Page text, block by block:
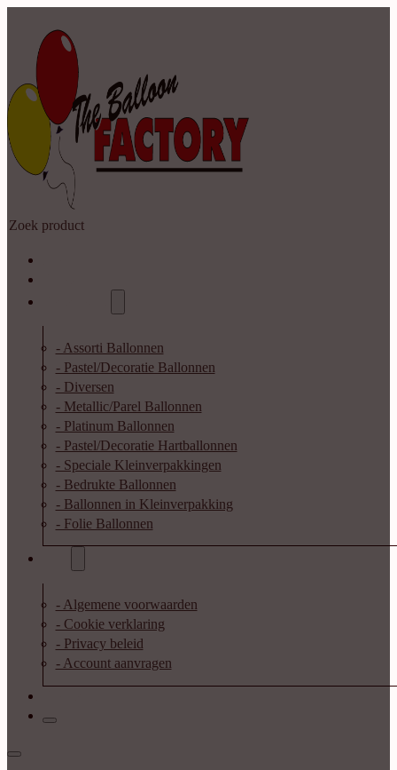
Zoeken
- Assorti Ballonnen
- Pastel/Decoratie Ballonnen
- Diversen
- Metallic/Parel Ballonnen
- Platinum Ballonnen
- Pastel/Decoratie Hartballonnen
- Speciale Kleinverpakkingen
- Bedrukte Ballonnen
- Ballonnen in Kleinverpakking
- Folie Ballonnen
- Algemene voorwaarden
- Cookie verklaring
- Privacy beleid
- Account aanvragen